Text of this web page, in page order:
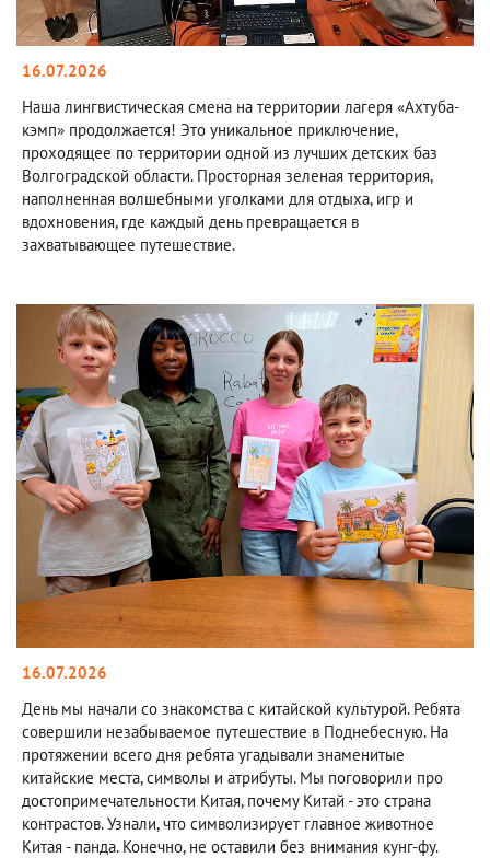
16.07.2026
Наша лингвистическая смена на территории лагеря «Ахтуба-
кэмп» продолжается! Это уникальное приключение,
проходящее по территории одной из лучших детских баз
Волгоградской области. Просторная зеленая территория,
наполненная волшебными уголками для отдыха, игр и
вдохновения, где каждый день превращается в
захватывающее путешествие.
16.07.2026
День мы начали со знакомства с китайской культурой. Ребята
совершили незабываемое путешествие в Поднебесную. На
протяжении всего дня ребята угадывали знаменитые
китайские места, символы и атрибуты. Мы поговорили про
достопримечательности Китая, почему Китай - это страна
контрастов. Узнали, что символизирует главное животное
Китая - панда. Конечно, не оставили без внимания кунг-фу.